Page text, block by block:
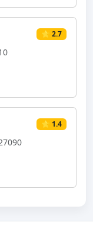
⭐ 2.7
⭐ 1.4